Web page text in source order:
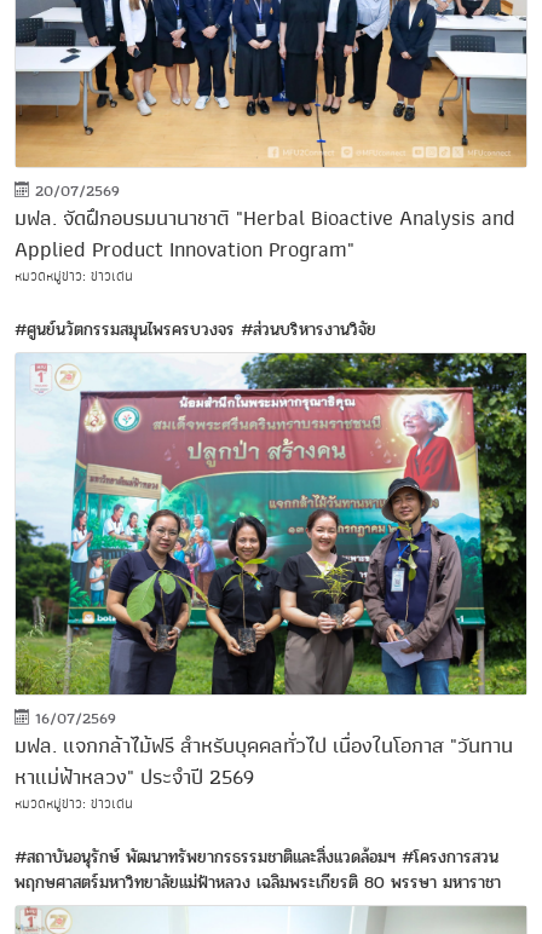
20/07/2569
มฟล. จัดฝึกอบรมนานาชาติ "Herbal Bioactive Analysis and
Applied Product Innovation Program"
หมวดหมู่ข่าว: ข่าวเด่น
#ศูนย์นวัตกรรมสมุนไพรครบวงจร #ส่วนบริหารงานวิจัย
16/07/2569
มฟล. แจกกล้าไม้ฟรี สำหรับบุคคลทั่วไป เนื่องในโอกาส "วันทาน
หาแม่ฟ้าหลวง" ประจำปี 2569
หมวดหมู่ข่าว: ข่าวเด่น
#สถาบันอนุรักษ์ พัฒนาทรัพยากรธรรมชาติและสิ่งแวดล้อมฯ #โครงการสวน
พฤกษศาสตร์มหาวิทยาลัยแม่ฟ้าหลวง เฉลิมพระเกียรติ 80 พรรษา มหาราชา